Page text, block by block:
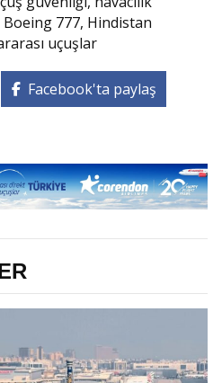
777, Hindistan
uçuşlar
Facebook'ta paylaş